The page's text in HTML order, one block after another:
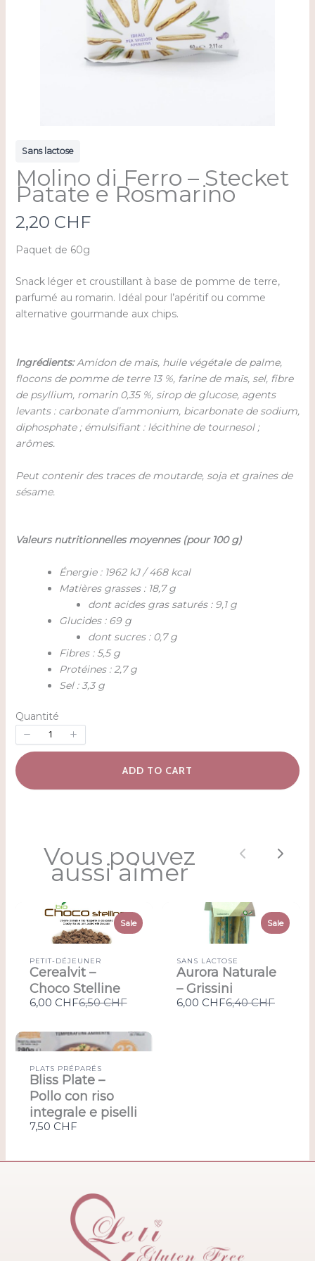
Sans lactose
Molino di Ferro – Stecket
Patate e Rosmarino
N
o
2,20 CHF
Paquet de 60g
Snack léger et croustillant à base de pomme de terre,
parfumé au romarin. Idéal pour l’apéritif ou comme
alternative gourmande aux chips.
Ingrédients:Amidon de maïs, huile végétale de palme,
flocons de pomme de terre 13 %, farine de maïs, sel, fibre
de psyllium, romarin 0,35 %, sirop de glucose, agents
levants : carbonate d’ammonium, bicarbonate de sodium,
diphosphate ; émulsifiant : lécithine de tournesol ;
arômes.
Peut contenir des traces de moutarde, soja et graines de
sésame.
Valeurs nutritionnelles moyennes (pour 100 g)
Énergie : 1962 kJ / 468 kcal
Matières grasses : 18,7 g
dont acides gras saturés : 9,1 g
Glucides : 69 g
dont sucres : 0,7 g
Fibres : 5,5 g
Protéines : 2,7 g
Sel : 3,3 g
Quantité
ADD TO CART
Vous pouvez
aussi aimer Previous
Next
Sale
PETIT-DÉJEUNER
Cerealvit –
Choco Stelline
6,00 CHFCompare
6,50 CHF
Sale
SANS LACTOSE
Aurora Naturale
– Grissini
6,00 CHFCompare
6,40 CHF
PLATS PRÉPARÉS
Bliss Plate –
Pollo con riso
integrale e piselli
7,50 CHF